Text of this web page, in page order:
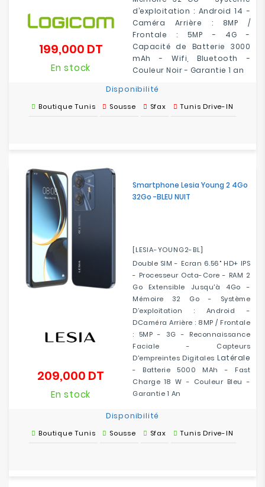
d’exploitation : Android 14 -
Caméra Arrière : 8MP /
Frontale : 5MP - 4G -
Capacité de Batterie 3000
mAh - Wifi, Bluetooth -
Couleur Noir - Garantie 1 an
199,000 DTPrix
En stock
Disponibilité
Boutique Tunis Sousse Sfax Tunis Drive-IN
Smartphone Lesia Young 2 4Go
32Go -BLEU NUIT
[LESIA-YOUNG2-BL]
Double SIM - Ecran 6.56" HD+ IPS
- Processeur Octa-Core - RAM 2
Go Extensible Jusqu'à 4Go -
Mémoire 32 Go - Système
D’exploitation : Android -
DCaméra Arrière : 8MP / Frontale
: 5MP - 3G - Reconnaissance
Faciale - Capteurs
D'empreintes Digitales Latérale
- Batterie 5000 MAh - Fast
Charge 18 W - Couleur Bleu -
Garantie 1 An
209,000 DT
En stock
Disponibilité
Boutique Tunis Sousse Sfax Tunis Drive-IN